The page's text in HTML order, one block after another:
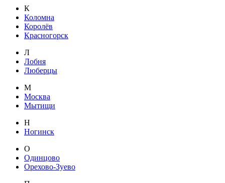
К
Коломна
Королёв
Красногорск
Л
Лобня
Люберцы
М
Москва
Мытищи
Н
Ногинск
О
Одинцово
Орехово-Зуево